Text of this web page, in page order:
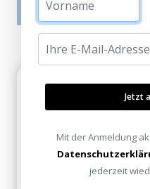
Hilfreich
Heiko
Interessant...
Jetzt
Mit der Anmeldung
jederzeit